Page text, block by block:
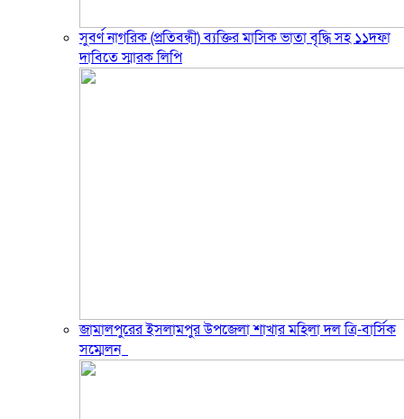
সুবর্ণ নাগরিক (প্রতিবন্ধী) ব্যক্তির মাসিক ভাতা বৃদ্ধি সহ ১১দফা
দাবিতে স্মারক লিপি
জামালপুরের ইসলামপুর উপজেলা শাখার মহিলা দল ত্রি-বার্সিক
সম্মেলন